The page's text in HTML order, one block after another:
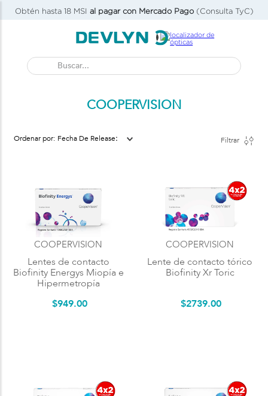
Obtén hasta 18 MSI al pagar con Mercado Pago(Consulta TyC)
Buscar...
COOPERVISION
Fecha De Release Filtrar
COOPERVISION
Lentes de contacto
Biofinity Energys Miopía e
Hipermetropía
$949.00
COOPERVISION
Lente de contacto tórico
Biofinity Xr Toric
$2739.00